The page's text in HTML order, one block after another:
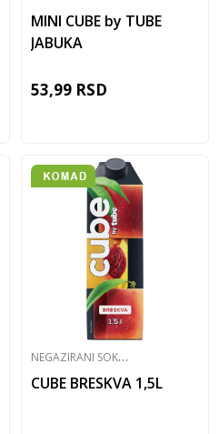
MINI CUBE by TUBE
JABUKA
53,99 RSD
N
EGAZIRANI SOKOVI
CUBE BRESKVA 1,5L